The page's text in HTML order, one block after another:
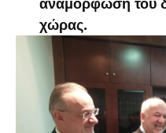
αναμόρφωση του
χώρας.